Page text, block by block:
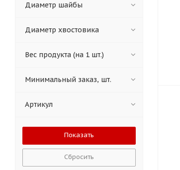
Диаметр шайбы
Диаметр хвостовика
Вес продукта (на 1 шт.)
Минимальный заказ, шт.
Артикул
Сбросить